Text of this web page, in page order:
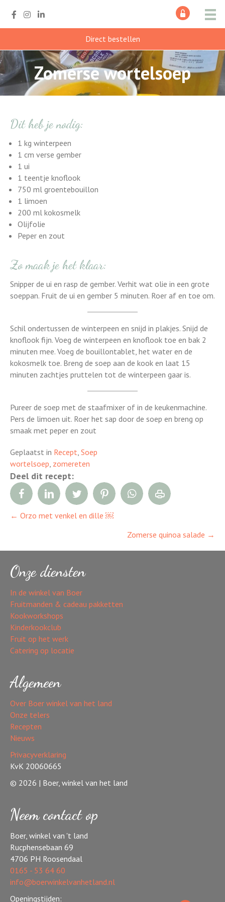
Direct bestellen
Zomerse wortelsoep
Dit heb je nodig:
1 kg winterpeen
1 cm verse gember
1 ui
1 teentje knoflook
750 ml groentebouillon
1 limoen
200 ml kokosmelk
Olijfolie
Peper en zout
Zo maak je het klaar:
Snipper de ui en rasp de gember. Verhit wat olie in een grote
soeppan. Fruit de ui en gember 5 minuten. Roer af en toe om.
Schil ondertussen de winterpeen en snijd in plakjes. Snijd de
knoflook fijn. Voeg de winterpeen en knoflook toe en bak 2
minuten mee. Voeg de bouillontablet, het water en de
kokosmelk toe. Breng de soep aan de kook en laat 15
minuten zachtjes pruttelen tot de winterpeen gaar is.
Pureer de soep met de staafmixer of in de keukenmachine.
Pers de limoen uit. Roer het sap door de soep en breng op
smaak met peper en zout
Geplaatst in Recept, Soep
wortelsoep, zomereten
Deel dit recept:
Posts
← Orzo met venkel en dille ￼
Zomerse quinoa salade →
Onze diensten
In de winkel van Boer
Fruitmanden & cadeau pakketten
Kookworkshops
Kinderkookclub
Fruit op het werk
Catering op locatie
Algemeen
Over Boer winkel van het land
Onze telers
Recepten
Nieuws
Privacyverklaring
KvK 20060665
© 2026 | Boer, winkel van het land
Neem contact op
Boer, winkel van 't land
Rucphensebaan 69
4706 PH Roosendaal
0165 - 53 64 60
info@boerwinkelvanhetland.nl
Openingstijden: